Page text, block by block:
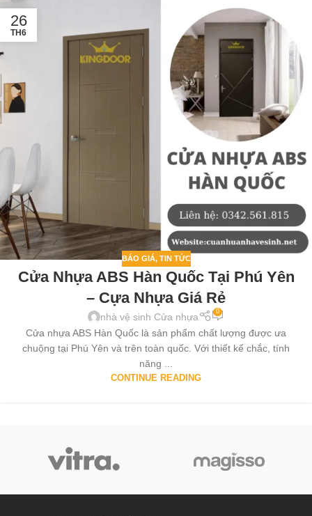
26
TH6
BÁO GIÁ, TIN TỨC
Cửa Nhựa ABS Hàn Quốc Tại Phú Yên
– Cựa Nhựa Giá Rẻ
nhà vệ sinh Cửa nhựa 0
Cửa nhựa ABS Hàn Quốc là sản phẩm chất lượng được ưa
chuộng tại Phú Yên và trên toàn quốc. Với thiết kế chắc, tính
năng ...
CONTINUE READING